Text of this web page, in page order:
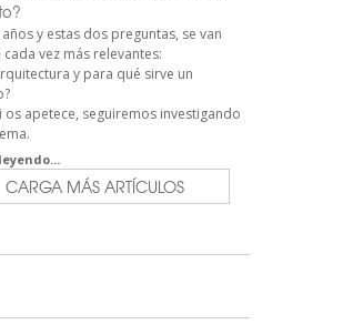
años y estas dos preguntas, se van
vez más relevantes:
y para qué sirve un
os apetece, seguiremos investigando
CARGA MÁS ARTÍCULOS